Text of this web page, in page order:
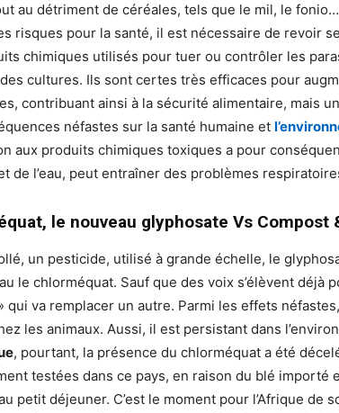
au détriment de céréales, tels que le mil, le
risques pour la santé, il est nécessaire de revoir
chimiques utilisés pour tuer ou contrôler les
cultures. Ils sont certes très efficaces pour
contribuant ainsi à la sécurité alimentaire, mais
néfastes sur la santé humaine et
aux produits chimiques toxiques a pour
de l’eau, peut entraîner des problèmes
le nouveau glyphosate Vs Compost
un pesticide, utilisé à grande échelle, le
le chlorméquat. Sauf que des voix s’élèvent déjà
qui va remplacer un autre. Parmi les effets
les animaux. Aussi, il est persistant dans
, pourtant, la présence du chlorméquat a été
testées dans ce pays, en raison du blé importé
petit déjeuner. C’est le moment pour l’Afrique de